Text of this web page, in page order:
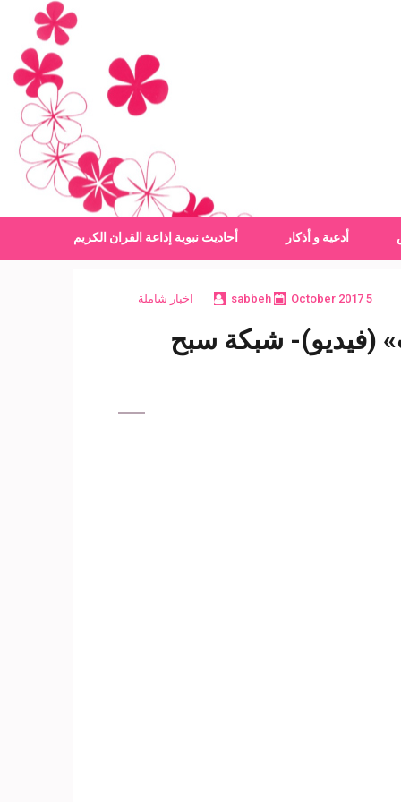
أدعية و أذكار أحاديث نبوية إذاعة القران الكريم
5 October 2017
sabbeh اخبار شاملة
(فيديو)- شبكة سبح